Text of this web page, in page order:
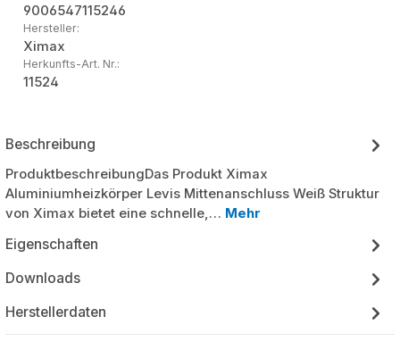
9006547115246
Hersteller:
Ximax
Herkunfts-Art. Nr.:
11524
Beschreibung
ProduktbeschreibungDas Produkt Ximax
Aluminiumheizkörper Levis Mittenanschluss Weiß Struktur
von Ximax bietet eine schnelle,… Mehr
Eigenschaften
Downloads
Herstellerdaten